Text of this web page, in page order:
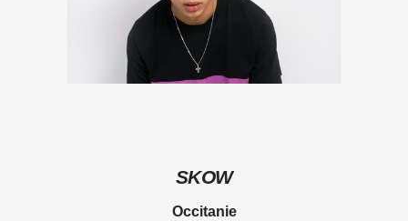
SKOW
Occitanie